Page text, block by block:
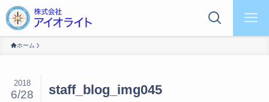
ホーム
staff_blog_img045
2018
6/28